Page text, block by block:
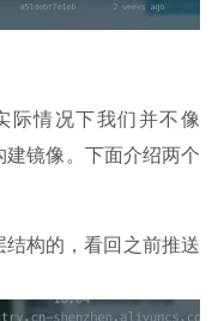
际情况下我们并不像
建镜像。下面介绍两个
结构的，看回之前推送